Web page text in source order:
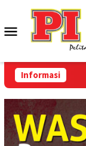
konten
Menu
Mobile
Informasi